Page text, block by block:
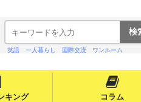
英語 一人暮らし 国際交流 ワンルーム
キング コラム